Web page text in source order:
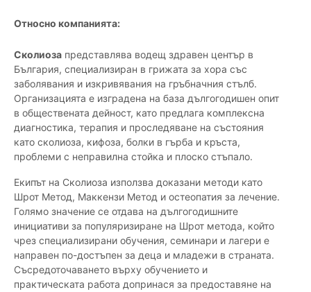
Относно компанията:
Сколиоза представлява водещ здравен център в
България, специализиран в грижата за хора със
заболявания и изкривявания на гръбначния стълб.
Организацията е изградена на база дългогодишен опит
в обществената дейност, като предлага комплексна
диагностика, терапия и проследяване на състояния
като сколиоза, кифоза, болки в гърба и кръста,
проблеми с неправилна стойка и плоско стъпало.
Екипът на Сколиоза използва доказани методи като
Шрот Метод, Маккензи Метод и остеопатия за лечение.
Голямо значение се отдава на дългогодишните
инициативи за популяризиране на Шрот метода, който
чрез специализирани обучения, семинари и лагери е
направен по-достъпен за деца и младежи в страната.
Съсредоточаването върху обучението и
практическата работа допринася за предоставяне на